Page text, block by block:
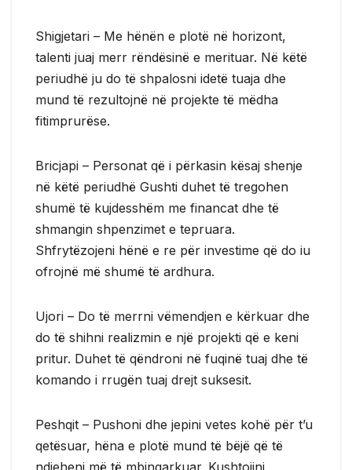
Shigjetari – Me hënën e plotë në horizont,
talenti juaj merr rëndësinë e merituar. Në këtë
periudhë ju do të shpalosni idetë tuaja dhe
mund të rezultojnë në projekte të mëdha
fitimprurëse.
Bricjapi – Personat që i përkasin kësaj shenje
në këtë periudhë Gushti duhet të tregohen
shumë të kujdesshëm me financat dhe të
shmangin shpenzimet e tepruara.
Shfrytëzojeni hënë e re për investime që do iu
ofrojnë më shumë të ardhura.
Ujori – Do të merrni vëmendjen e kërkuar dhe
do të shihni realizmin e një projekti që e keni
pritur. Duhet të qëndroni në fuqinë tuaj dhe të
komando i rrugën tuaj drejt suksesit.
Peshqit – Pushoni dhe jepini vetes kohë për t’u
qetësuar, hëna e plotë mund të bëjë që të
ndjeheni më të mbingarkuar. Kushtojini